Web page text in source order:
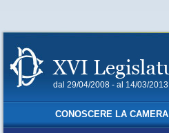
dal 29/04/2008 - al 14/03/2013
CONOSCERE LA CAMERA